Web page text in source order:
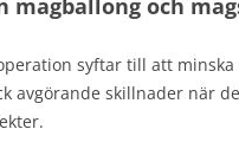
och
syftar till att
avgörande skillnader när